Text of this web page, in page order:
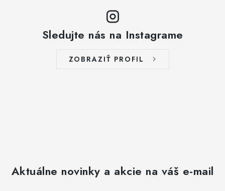
Sledujte nás na Instagrame
ZOBRAZIŤ PROFIL
Aktuálne novinky a akcie na váš e-mail